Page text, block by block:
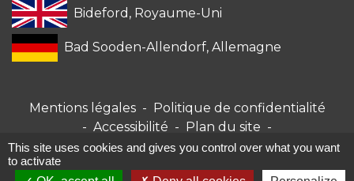
Bideford, Royaume-Uni
Bad Sooden-Allendorf, Allemagne
Mentions légales - Politique de confidentialité
- Accessibilité - Plan du site -
Gestion des cookies
This site uses cookies and gives you control over what you want
to activate